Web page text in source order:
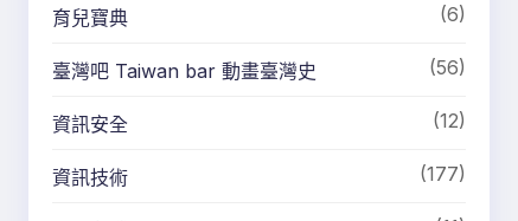
育兒寶典 (6)
臺灣吧 Taiwan bar 動畫臺灣史 (56)
資訊安全 (12)
資訊技術 (177)